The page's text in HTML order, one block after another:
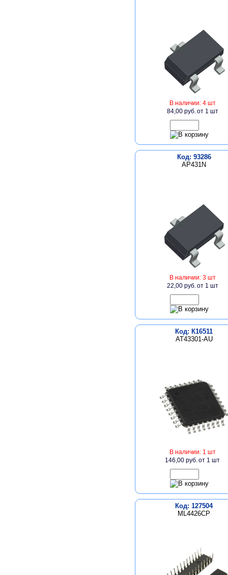
В наличии: 4 шт
84,00 руб.от 1 шт
Код: 93286
AP431N
В наличии: 3 шт
22,00 руб.от 1 шт
Код: К16511
AT43301-AU
В наличии: 1 шт
146,00 руб.от 1 шт
Код: 127504
ML4426CP